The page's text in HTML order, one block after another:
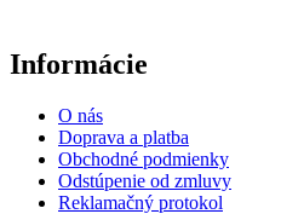
Informácie
O nás
Doprava a platba
Obchodné podmienky
Odstúpenie od zmluvy
Reklamačný protokol